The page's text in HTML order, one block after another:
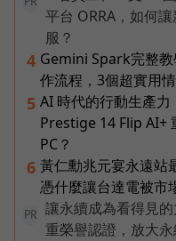
PR
平台 ORRA，如何
服？
4 Gemini Spark完整
作流程，3個超實用
5 AI 時代的行動生產
Prestige 14 Flip AI+
PC？
6 黃仁勳兆元宴永遠站
憑什麼讓台達電被市
PR
讓永續成為看得見
重榮譽認證，放大